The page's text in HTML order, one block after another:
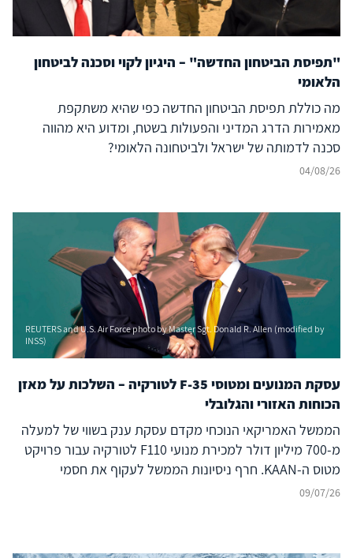
"תפיסת הביטחון החדשה" – היגיון לקוי וסכנה לביטחון
הלאומי
מה כוללת תפיסת הביטחון החדשה כפי שהיא משתקפת
מאמירות הדרג המדיני והפעולות בשטח, ומדוע היא מהווה
סכנה לדמותה של ישראל ולביטחונה הלאומי?
04/08/26
REUTERS and U.S. Air Force photo by Master Sgt. Donald R. Allen (modified by
INSS)
עסקת המנועים ומטוסי F-35 לטורקיה – השלכות על מאזן
הכוחות האזורי והגלובלי
הממשל האמריקאי הנוכחי מקדם עסקת ענק בשווי של למעלה
מ-700 מיליון דולר למכירת מנועי F110 לטורקיה עבור פרויקט
מטוס ה-KAAN. חרף ניסיונות הממשל לעקוף את חסמי
הקונגרס, המהלך אינו אירוע מבודד אלא מאיץ אסטרטגי שנועד
09/07/26